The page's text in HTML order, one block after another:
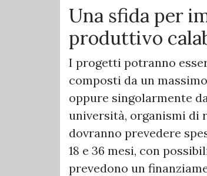
Una sfida per
produttivo
I progetti potranno
composti da un
oppure singolarmente
università, organismi di
dovranno prevedere
18 e 36 mesi, con
prevedono un